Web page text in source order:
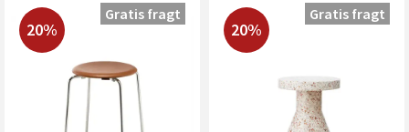
20%
Gratis fragt
20%
Gratis fragt